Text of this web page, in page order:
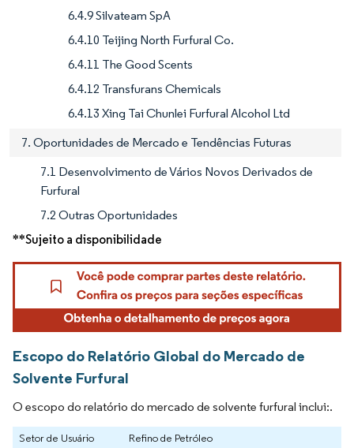
6.4.9 Silvateam SpA
6.4.10 Teijing North Furfural Co.
6.4.11 The Good Scents
6.4.12 Transfurans Chemicals
6.4.13 Xing Tai Chunlei Furfural Alcohol Ltd
7. Oportunidades de Mercado e Tendências Futuras
7.1 Desenvolvimento de Vários Novos Derivados de
Furfural
7.2 Outras Oportunidades
**Sujeito a disponibilidade
Escopo do Relatório Global do Mercado de
Solvente Furfural
O escopo do relatório do mercado de solvente furfural inclui:.
Setor de Usuário
Refino de Petróleo